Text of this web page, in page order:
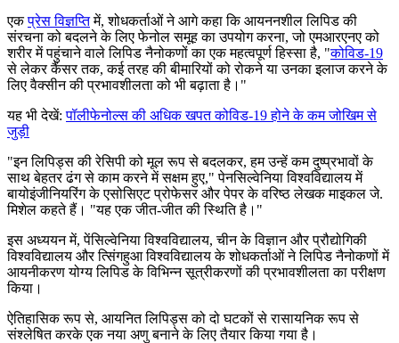
एकप्रेस विज्ञप्तिमें, शोधकर्ताओं ने आगे कहा कि आयननशील लिपिड की
संरचना को बदलने के लिए फेनोल समूह का उपयोग करना, जो एमआरएनए को
शरीर में पहुंचाने वाले लिपिड नैनोकणों का एक महत्वपूर्ण हिस्सा है, "कोविड-19
से लेकर कैंसर तक, कई तरह की बीमारियों को रोकने या उनका इलाज करने के
लिए वैक्सीन की प्रभावशीलता को भी बढ़ाता है।"
यह भी देखें: पॉलीफेनोल्स की अधिक खपत कोविड-19 होने के कम जोखिम से
जुड़ी
"इन लिपिड्स की रेसिपी को मूल रूप से बदलकर, हम उन्हें कम दुष्प्रभावों के
साथ बेहतर ढंग से काम करने में सक्षम हुए," पेनसिल्वेनिया विश्वविद्यालय में
बायोइंजीनियरिंग के एसोसिएट प्रोफेसर और पेपर के वरिष्ठ लेखक माइकल जे.
मिशेल कहते हैं। "यह एक जीत-जीत की स्थिति है।"
इस अध्ययन में, पेंसिल्वेनिया विश्वविद्यालय, चीन के विज्ञान और प्रौद्योगिकी
विश्वविद्यालय और त्सिंगहुआ विश्वविद्यालय के शोधकर्ताओं ने लिपिड नैनोकणों में
आयनीकरण योग्य लिपिड के विभिन्न सूत्रीकरणों की प्रभावशीलता का परीक्षण
किया।
ऐतिहासिक रूप से, आयनित लिपिड्स को दो घटकों से रासायनिक रूप से
संश्लेषित करके एक नया अणु बनाने के लिए तैयार किया गया है।